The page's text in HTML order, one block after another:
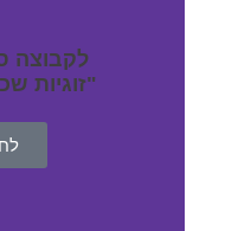
לקבוצה
"זוגיות